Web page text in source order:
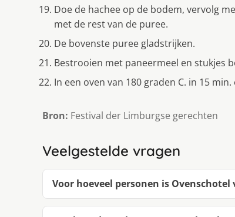
Doe de hachee op de bodem, vervolg
met de rest van de puree.
De bovenste puree gladstrijken.
Bestrooien met paneermeel en stukjes
In een oven van 180 graden C. in 15
Bron: Festival der Limburgse gerechten
Veelgestelde vragen
Voor hoeveel personen is